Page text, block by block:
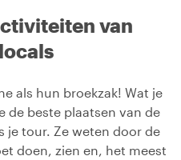
van
als hun broekzak! Wat je
de beste plaatsen van de
je tour. Ze weten door de
doen, zien en, het meest